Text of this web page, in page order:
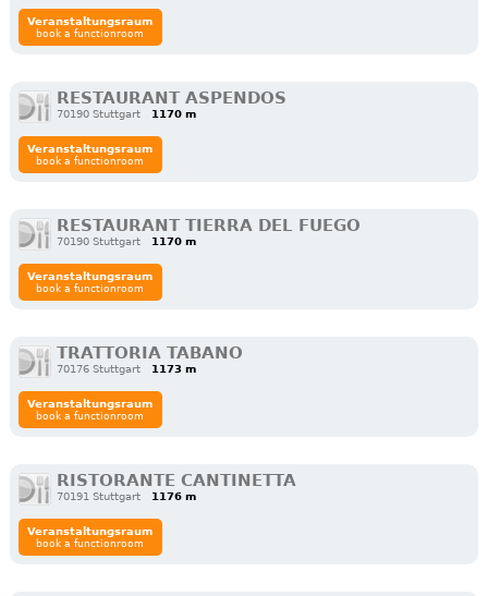
Veranstaltungsraum
book a functionroom
RESTAURANT ASPENDOS
70190 Stuttgart 1170 m
Veranstaltungsraum
book a functionroom
RESTAURANT TIERRA DEL FUEGO
70190 Stuttgart 1170 m
Veranstaltungsraum
book a functionroom
TRATTORIA TABANO
70176 Stuttgart 1173 m
Veranstaltungsraum
book a functionroom
RISTORANTE CANTINETTA
70191 Stuttgart 1176 m
Veranstaltungsraum
book a functionroom